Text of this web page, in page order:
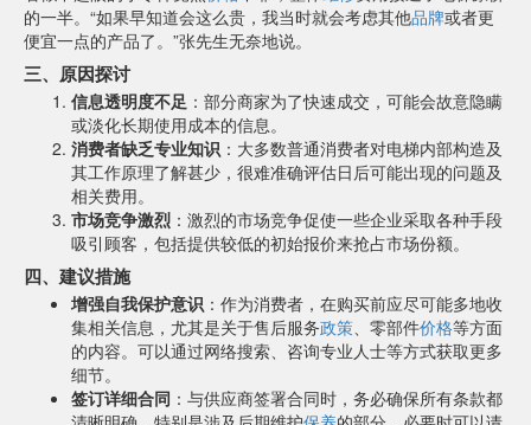
的一半。“如果早知道会这么贵，我当时就会考虑其他品牌或者更
便宜一点的产品了。”张先生无奈地说。
三、原因探讨
信息透明度不足 ：部分商家为了快速成交，可能会故意隐瞒
或淡化长期使用成本的信息。
消费者缺乏专业知识 ：大多数普通消费者对电梯内部构造及
其工作原理了解甚少，很难准确评估日后可能出现的问题及
相关费用。
市场竞争激烈 ：激烈的市场竞争促使一些企业采取各种手段
吸引顾客，包括提供较低的初始报价来抢占市场份额。
四、建议措施
增强自我保护意识 ：作为消费者，在购买前应尽可能多地收
集相关信息，尤其是关于售后服务政策 、零部件价格等方面
的内容。可以通过网络搜索、咨询专业人士等方式获取更多
细节。
签订详细合同 ：与供应商签署合同时，务必确保所有条款都